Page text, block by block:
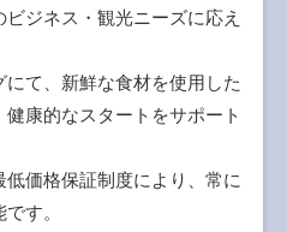
ジネス・観光ニーズに応え
て、新鮮な食材を使用した
康的なスタートをサポート
価格保証制度により、常に
す。